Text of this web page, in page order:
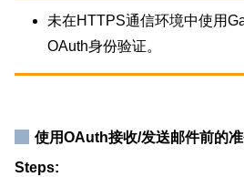
未在HTTPS通信环境中使用
OAuth身份验证。
使用OAuth接收/发送邮件前的
Steps: